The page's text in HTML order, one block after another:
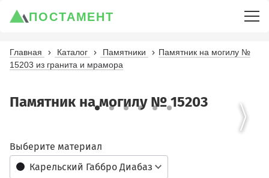
ПОСТАМЕНТ
Главная Каталог Памятники
Памятник на могилу №
15203 из гранита и мрамора
Памятник на могилу № 15203
Карельский Габбро Диабаз
Выберите материал